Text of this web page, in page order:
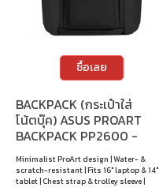
ซื้อเลย
BACKPACK (กระเป๋าใส่
โน้ตบุ๊ค) ASUS PROART
BACKPACK PP2600 -
BLACK
Minimalist ProArt design | Water- &
scratch-resistant | Fits 16" laptop & 14"
tablet | Chest strap & trolley sleeve |